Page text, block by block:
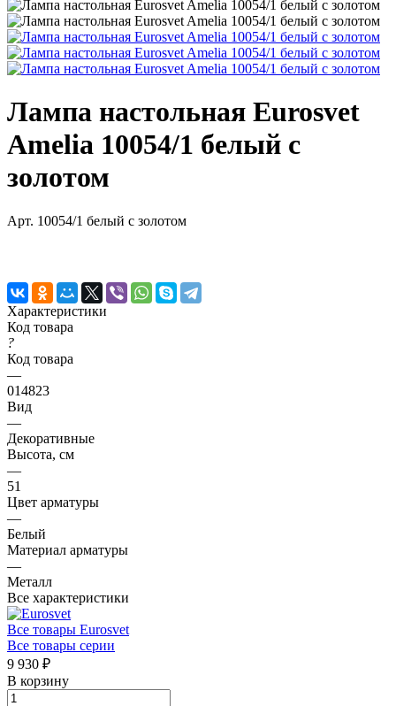
Лампа настольная Eurosvet
Amelia 10054/1 белый с
золотом
Арт. 10054/1 белый с золотом
Характеристики
Код товара
?
Код товара
—
014823
Вид
—
Декоративные
Высота, см
—
51
Цвет арматуры
—
Белый
Материал арматуры
—
Металл
Все характеристики
Все товары Eurosvet
Все товары серии
9 930 ₽
В корзину